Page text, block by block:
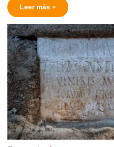
Leer más »